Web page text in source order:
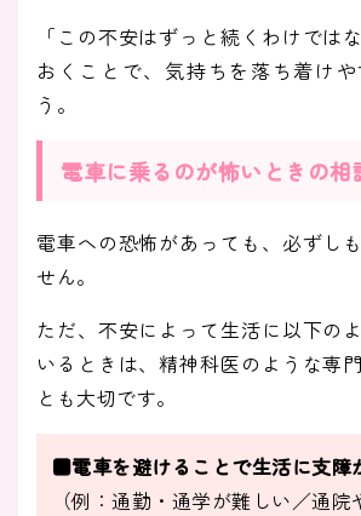
「この不安はずっと続くわけでは
おくことで、気持ちを落ち着け
う。
電車に乗るのが怖いときの相
電車への恐怖があっても、必ずし
せん。
ただ、不安によって生活に以下の
いるときは、精神科医のような専
とも大切です。
■電車を避けることで生活に支障
（例：通勤・通学が難しい／通院